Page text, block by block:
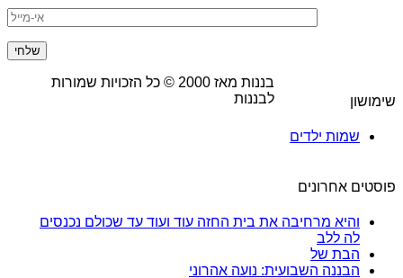
שימושון
שמות ילדים
פוסטים אחרונים
והיא מרחיבה את בית החזה עוד ועוד עד שכולם נכנסים
לה ללב
הבת של
הבננה השבועית: נועה אהרוני
בננות מאז2000 © כל הזכויות שמורות
לבננות